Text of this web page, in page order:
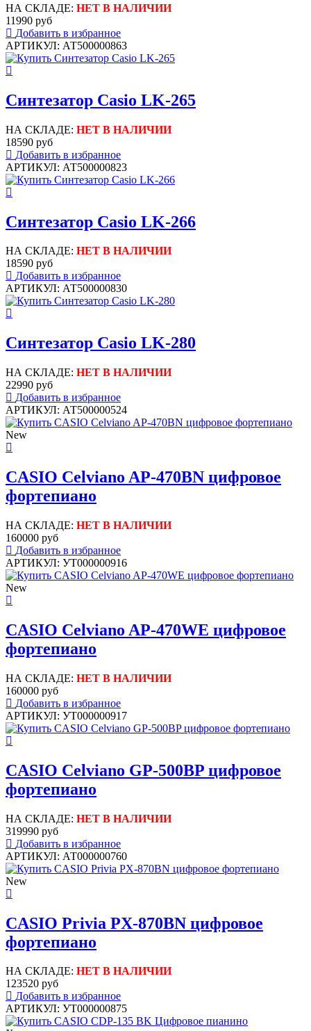
НА СКЛАДЕ: НЕТ В НАЛИЧИИ
11990 руб
Добавить в избранное
АРТИКУЛ: АТ500000863
Синтезатор Casio LK-265
НА СКЛАДЕ: НЕТ В НАЛИЧИИ
18590 руб
Добавить в избранное
АРТИКУЛ: АТ500000823
Синтезатор Casio LK-266
НА СКЛАДЕ: НЕТ В НАЛИЧИИ
18590 руб
Добавить в избранное
АРТИКУЛ: АТ500000830
Синтезатор Casio LK-280
НА СКЛАДЕ: НЕТ В НАЛИЧИИ
22990 руб
Добавить в избранное
АРТИКУЛ: АТ500000524
New
CASIO Celviano AP-470BN цифровое
фортепиано
НА СКЛАДЕ: НЕТ В НАЛИЧИИ
160000 руб
Добавить в избранное
АРТИКУЛ: УТ000000916
New
CASIO Celviano AP-470WE цифровое
фортепиано
НА СКЛАДЕ: НЕТ В НАЛИЧИИ
160000 руб
Добавить в избранное
АРТИКУЛ: УТ000000917
CASIO Celviano GP-500BP цифровое
фортепиано
НА СКЛАДЕ: НЕТ В НАЛИЧИИ
319990 руб
Добавить в избранное
АРТИКУЛ: АТ000000760
New
CASIO Privia PX-870BN цифровое
фортепиано
НА СКЛАДЕ: НЕТ В НАЛИЧИИ
123520 руб
Добавить в избранное
АРТИКУЛ: УТ000000875